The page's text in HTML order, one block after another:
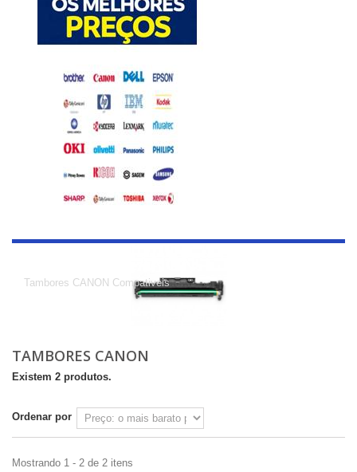
Tambores CANON Compativeis
TAMBORES CANON
Existem 2 produtos.
Ordenar por
Mostrando 1 - 2 de 2 itens